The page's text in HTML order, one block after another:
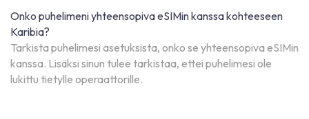
Onko puhelimeni yhteensopiva eSIMin kanssa kohteeseen
Karibia?
Tarkista puhelimesi asetuksista, onko se yhteensopiva eSIMin
kanssa. Lisäksi sinun tulee tarkistaa, ettei puhelimesi ole
lukittu tietylle operaattorille.